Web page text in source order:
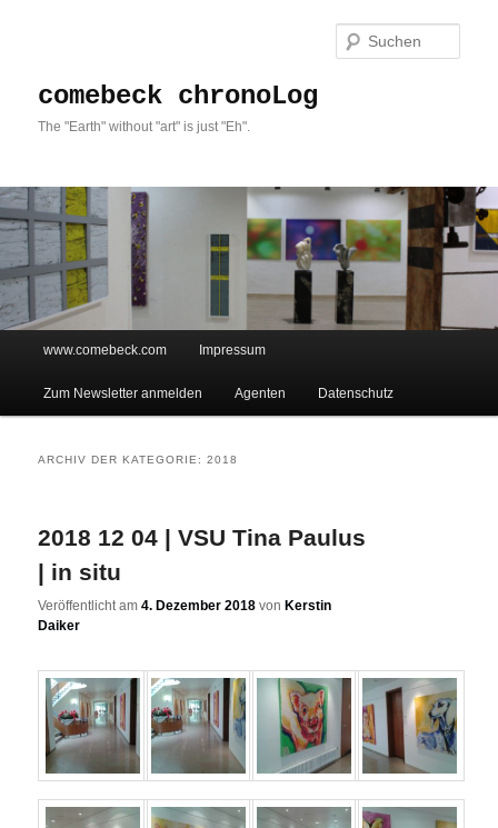
comebeck chronoLog
The "Earth" without "art" is just "Eh".
Zum Inhalt wechseln
Zum sekundären Inhalt wechseln
www.comebeck.com Impressum
Zum Newsletter anmelden Agenten Datenschutz
ARCHIV DER KATEGORIE:2018
2018 12 04 | VSU Tina Paulus
| in situ
Veröffentlicht am4. Dezember 2018 von Kerstin
Daiker